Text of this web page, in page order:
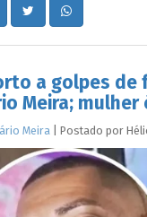
a golpes de
Meira; mulher
Meira Postado por